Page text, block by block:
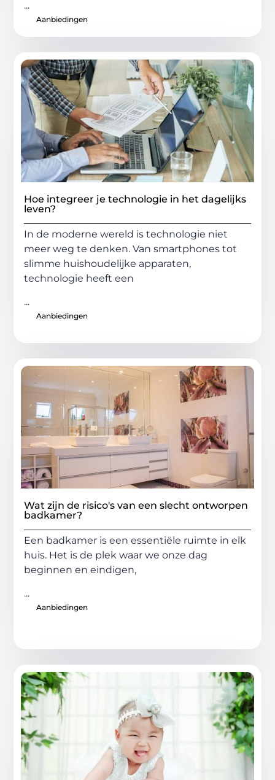
...
Aanbiedingen
Hoe integreer je technologie in het dagelijks
leven?
In de moderne wereld is technologie niet
meer weg te denken. Van smartphones tot
slimme huishoudelijke apparaten,
technologie heeft een
...
Aanbiedingen
Wat zijn de risico's van een slecht ontworpen
badkamer?
Een badkamer is een essentiële ruimte in elk
huis. Het is de plek waar we onze dag
beginnen en eindigen,
...
Aanbiedingen